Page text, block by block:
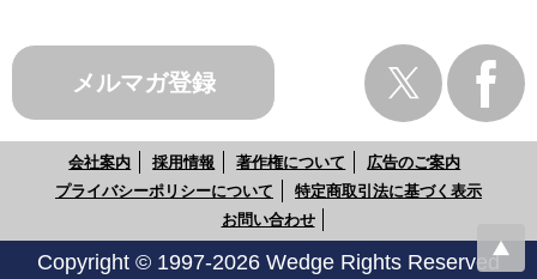
メルマガ登録
会社案内 採用情報 著作権について
広告のご案内
プライバシーポリシーについて
特定商取引法に基づく表示
お問い合わせ
Copyright © 1997-2026 Wedge Rights Reserved